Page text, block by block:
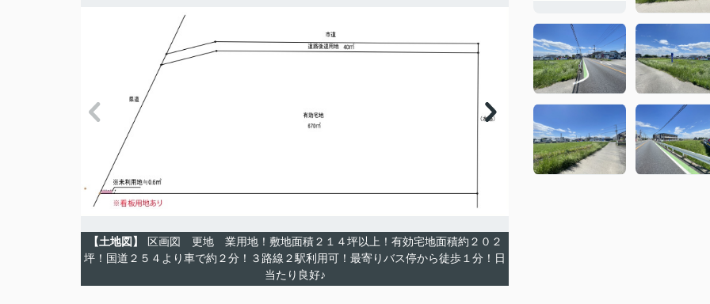
【土地図】
区画図 更地 業用地！敷地面積２１４坪以上！有効宅地面積約２０２
坪！国道２５４より車で約２分！３路線２駅利用可！最寄りバス停から徒歩１分！日
当たり良好♪